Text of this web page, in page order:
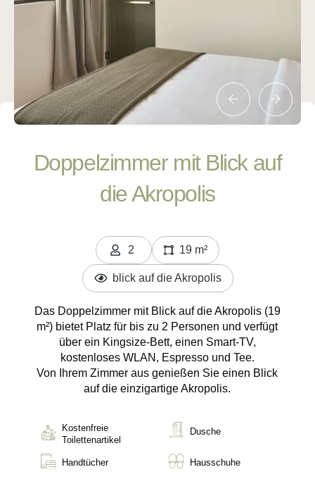
Doppelzimmer mit Blick auf
die Akropolis
2
Personen
19 m²
blick auf die Akropolis
Das Doppelzimmer mit Blick auf die Akropolis (19
m²) bietet Platz für bis zu 2 Personen und verfügt
über ein Kingsize-Bett, einen Smart-TV,
kostenloses WLAN, Espresso und Tee.
Von Ihrem Zimmer aus genießen Sie einen Blick
auf die einzigartige Akropolis.
Kostenfreie
Toilettenartikel
Dusche
Handtücher Hausschuhe